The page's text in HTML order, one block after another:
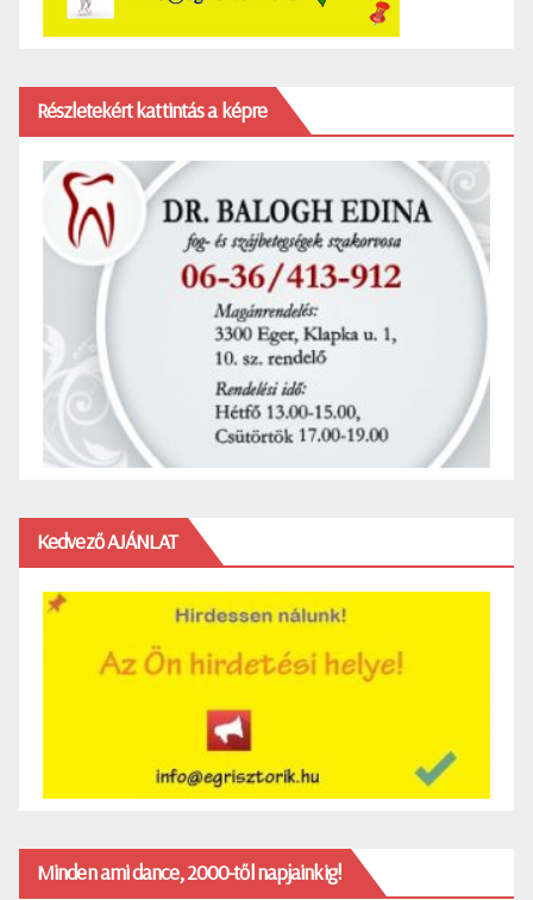
Részletekért kattintás a képre
Kedvező AJÁNLAT
Minden ami dance, 2000-től napjainkig!